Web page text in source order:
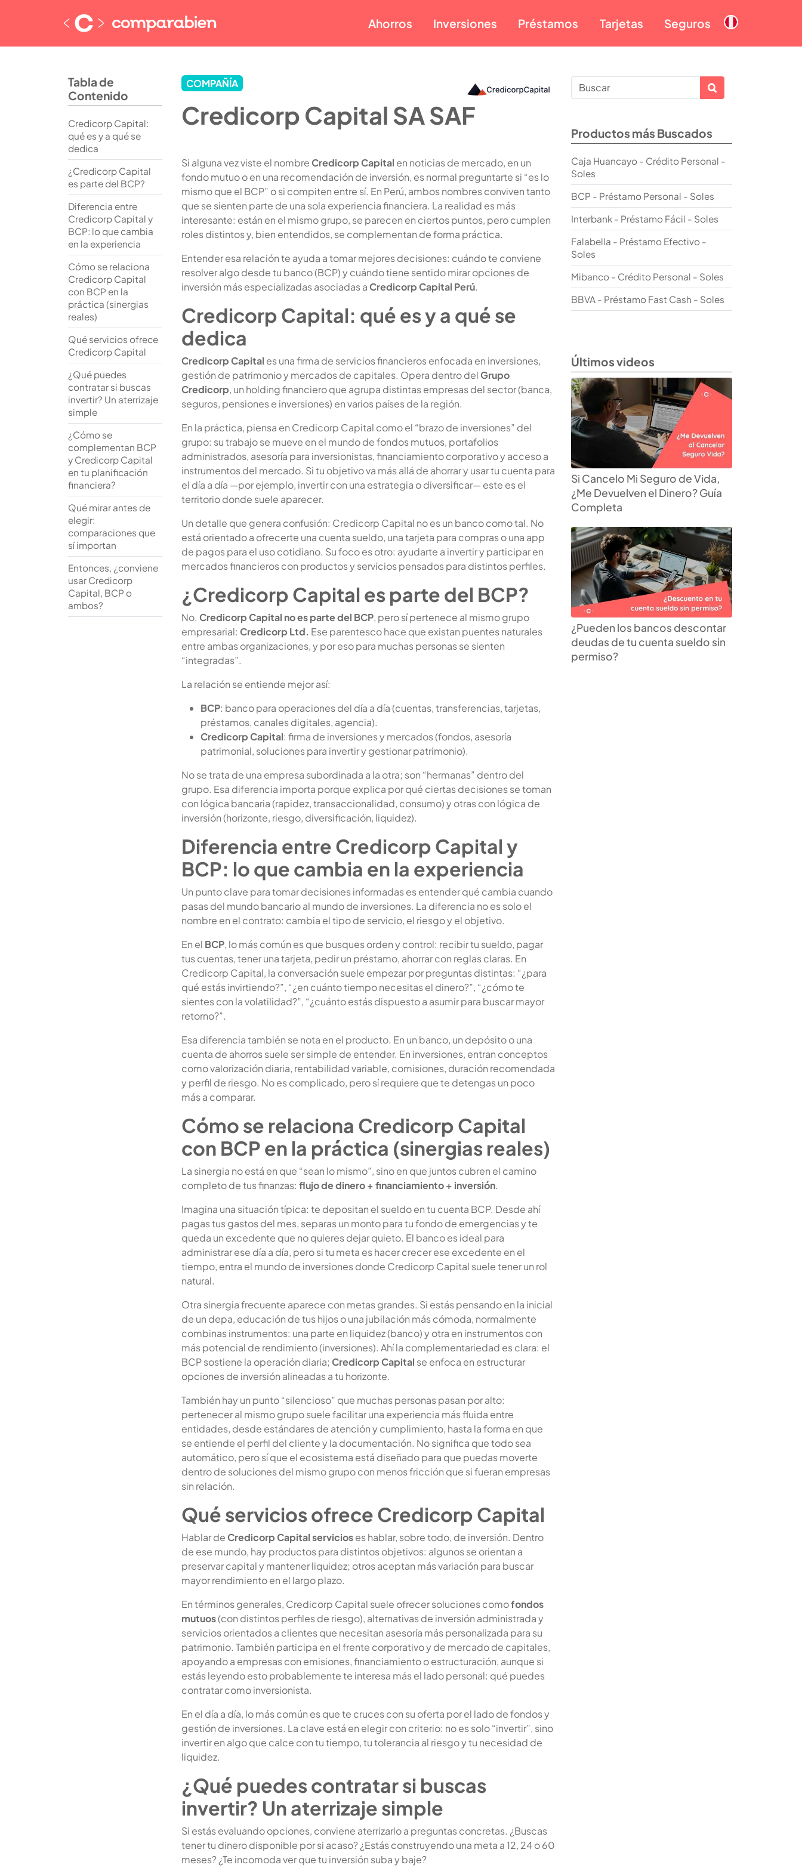
Ahorros Inversiones Préstamos Tarjetas Seguros
COMPAÑÍA
Credicorp Capital SA SAF
Si alguna vez viste el nombreCredicorp Capital en noticias de mercado, en un
fondo mutuo o en una recomendación de inversión, es normal preguntarte si “es lo
mismo que el BCP” o si compiten entre sí. En Perú, ambos nombres conviven tanto
que se sienten parte de una sola experiencia financiera. La realidad es más
interesante: están en el mismo grupo, se parecen en ciertos puntos, pero cumplen
roles distintos y, bien entendidos, se complementan de forma práctica.
Entender esa relación te ayuda a tomar mejores decisiones: cuándo te conviene
resolver algo desde tu banco (BCP) y cuándo tiene sentido mirar opciones de
inversión más especializadas asociadas aCredicorp Capital Perú.
Credicorp Capital: qué es y a qué se
dedica
Credicorp Capital es una firma de servicios financieros enfocada en inversiones,
gestión de patrimonio y mercados de capitales. Opera dentro delGrupo
Credicorp, un holding financiero que agrupa distintas empresas del sector (banca,
seguros, pensiones e inversiones) en varios países de la región.
En la práctica, piensa en Credicorp Capital como el “brazo de inversiones” del
grupo: su trabajo se mueve en el mundo defondos mutuos, portafolios
administrados, asesoría para inversionistas, financiamiento corporativo y acceso a
instrumentos del mercado. Si tu objetivo va más allá de ahorrar y usar tu cuenta para
el día a día —por ejemplo, invertir con una estrategia o diversificar— este es el
territorio donde suele aparecer.
Un detalle que genera confusión: Credicorp Capital no es un banco como tal. No
está orientado a ofrecerte una cuenta sueldo, una tarjeta para compras o una app
de pagos para el uso cotidiano. Su foco es otro: ayudarte a invertir y participar en
mercados financieros con productos y servicios pensados para distintos perfiles.
¿Credicorp Capital es parte del BCP?
No. Credicorp Capital no es parte del BCP, pero sí pertenece al mismo grupo
empresarial: Credicorp Ltd. Ese parentesco hace que existan puentes naturales
entre ambas organizaciones, y por eso para muchas personas se sienten
“integradas”.
La relación se entiende mejor así:
BCP: banco para operaciones del día a día (cuentas, transferencias, tarjetas,
préstamos, canales digitales, agencia).
Credicorp Capital: firma de inversiones y mercados (fondos, asesoría
patrimonial, soluciones para invertir y gestionar patrimonio).
No se trata de una empresa subordinada a la otra; son “hermanas” dentro del
grupo. Esa diferencia importa porque explica por qué ciertas decisiones se toman
con lógica bancaria (rapidez, transaccionalidad, consumo) y otras con lógica de
inversión (horizonte, riesgo, diversificación, liquidez).
Diferencia entre Credicorp Capital y
BCP: lo que cambia en la experiencia
Un punto clave para tomar decisiones informadas es entender qué cambia cuando
pasas del mundo bancario al mundo de inversiones. La diferencia no es solo el
nombre en el contrato: cambia el tipo de servicio, el riesgo y el objetivo.
En el BCP, lo más común es que busques orden y control: recibir tu sueldo, pagar
tus cuentas, tener una tarjeta, pedir un préstamo, ahorrar con reglas claras. En
Credicorp Capital, la conversación suele empezar por preguntas distintas: “¿para
qué estás invirtiendo?”, “¿en cuánto tiempo necesitas el dinero?”, “¿cómo te
sientes con la volatilidad?”, “¿cuánto estás dispuesto a asumir para buscar mayor
retorno?”.
Esa diferencia también se nota en el producto. En un banco, un depósito o una
cuenta de ahorros suele ser simple de entender. En inversiones, entran conceptos
como valorización diaria, rentabilidad variable, comisiones, duración recomendada
y perfil de riesgo. No es complicado, pero sí requiere que te detengas un poco
más a comparar.
Cómo se relaciona Credicorp Capital
con BCP en la práctica (sinergias reales)
La sinergia no está en que “sean lo mismo”, sino en que juntos cubren el camino
completo de tus finanzas: flujo de dinero + financiamiento + inversión.
Imagina una situación típica: te depositan el sueldo en tu cuenta BCP. Desde ahí
pagas tus gastos del mes, separas un monto para tu fondo de emergencias y te
queda un excedente que no quieres dejar quieto. El banco es ideal para
administrar ese día a día, pero si tu meta es hacer crecer ese excedente en el
tiempo, entra el mundo de inversiones donde Credicorp Capital suele tener un rol
natural.
Otra sinergia frecuente aparece con metas grandes. Si estás pensando en la inicial
de un depa, educación de tus hijos o una jubilación más cómoda, normalmente
combinas instrumentos: una parte en liquidez (banco) y otra en instrumentos con
más potencial de rendimiento (inversiones). Ahí la complementariedad es clara: el
BCP sostiene la operación diaria;Credicorp Capital se enfoca en estructurar
opciones de inversión alineadas a tu horizonte.
También hay un punto “silencioso” que muchas personas pasan por alto:
pertenecer al mismo grupo suele facilitar una experiencia más fluida entre
entidades, desde estándares de atención y cumplimiento, hasta la forma en que
se entiende el perfil del cliente y la documentación. No significa que todo sea
automático, pero sí que el ecosistema está diseñado para que puedas moverte
dentro de soluciones del mismo grupo con menos fricción que si fueran empresas
sin relación.
Qué servicios ofrece Credicorp Capital
Hablar deCredicorp Capital servicioses hablar, sobre todo, de inversión. Dentro
de ese mundo, hay productos para distintos objetivos: algunos se orientan a
preservar capital y mantener liquidez; otros aceptan más variación para buscar
mayor rendimiento en el largo plazo.
En términos generales, Credicorp Capital suele ofrecer soluciones comofondos
mutuos(con distintos perfiles de riesgo), alternativas de inversión administrada y
servicios orientados a clientes que necesitan asesoría más personalizada para su
patrimonio. También participa en el frente corporativo y de mercado de capitales,
apoyando a empresas con emisiones, financiamiento o estructuración, aunque si
estás leyendo esto probablemente te interesa más el lado personal: qué puedes
contratar como inversionista.
En el día a día, lo más común es que te cruces con su oferta por el lado de fondos y
gestión de inversiones. La clave está en elegir con criterio: no es solo “invertir”, sino
invertir en algo que calce con tu tiempo, tu tolerancia al riesgo y tu necesidad de
liquidez.
¿Qué puedes contratar si buscas
invertir? Un aterrizaje simple
Si estás evaluando opciones, conviene aterrizarlo a preguntas concretas. ¿Buscas
tener tu dinero disponible por si acaso? ¿Estás construyendo una meta a 12, 24 o 60
meses? ¿Te incomoda ver que tu inversión suba y baje?
Tabla de
Contenido
Credicorp Capital:
qué es y a qué se
dedica
¿Credicorp Capital
es parte del BCP?
Diferencia entre
Credicorp Capital y
BCP: lo que cambia
en la experiencia
Cómo se relaciona
Credicorp Capital
con BCP en la
práctica (sinergias
reales)
Qué servicios ofrece
Credicorp Capital
¿Qué puedes
contratar si buscas
invertir? Un aterrizaje
simple
¿Cómo se
complementan BCP
y Credicorp Capital
en tu planificación
financiera?
Qué mirar antes de
elegir:
comparaciones que
sí importan
Entonces, ¿conviene
usar Credicorp
Capital, BCP o
ambos?
Productos más Buscados
Caja Huancayo - Crédito Personal -
Soles
BCP - Préstamo Personal - Soles
Interbank - Préstamo Fácil - Soles
Falabella - Préstamo Efectivo -
Soles
Mibanco - Crédito Personal - Soles
BBVA - Préstamo Fast Cash - Soles
Últimos videos
Si Cancelo Mi Seguro de Vida,
¿Me Devuelven el Dinero? Guía
Completa
¿Pueden los bancos descontar
deudas de tu cuenta sueldo sin
permiso?